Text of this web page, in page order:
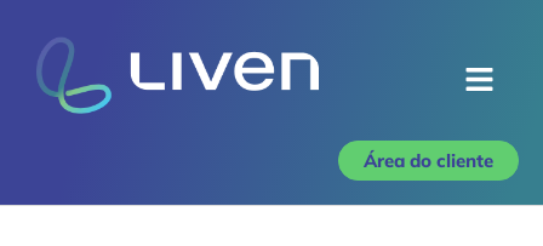
Área do cliente